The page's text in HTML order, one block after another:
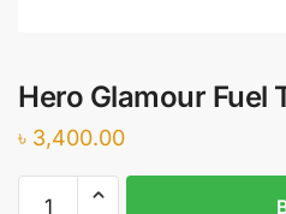
Hero Glamour Fuel
৳ 3,400.00